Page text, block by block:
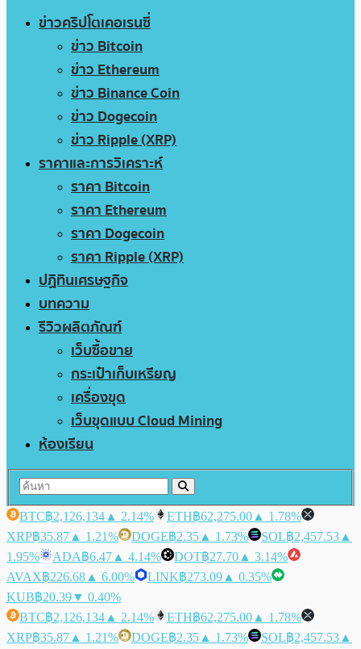
ข่าวคริปโตเคอเรนซี่
ข่าว Bitcoin
ข่าว Ethereum
ข่าว Binance Coin
ข่าว Dogecoin
ข่าว Ripple (XRP)
ราคาและการวิเคราะห์
ราคา Bitcoin
ราคา Ethereum
ราคา Dogecoin
ราคา Ripple (XRP)
ปฏิทินเศรษฐกิจ
บทความ
รีวิวผลิตภัณฑ์
เว็บซื้อขาย
กระเป๋าเก็บเหรียญ
เครื่องขุด
เว็บขุดแบบ Cloud Mining
ห้องเรียน
BTC฿2,126,134 ▲ 2.14% ETH฿62,275.00 ▲ 1.78%
XRP฿35.87 ▲ 1.21% DOGE฿2.35 ▲ 1.73% SOL฿2,457.53 ▲
1.95%
ADA฿6.47 ▲ 4.14% DOT฿27.70 ▲ 3.14%
AVAX฿226.68 ▲ 6.00% LINK฿273.09 ▲ 0.35%
KUB฿20.39▼ 0.40%
BTC฿2,126,134 ▲ 2.14% ETH฿62,275.00 ▲ 1.78%
XRP฿35.87 ▲ 1.21% DOGE฿2.35 ▲ 1.73% SOL฿2,457.53 ▲